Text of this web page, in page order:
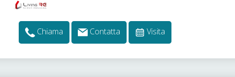
Chiama Contatta Visita